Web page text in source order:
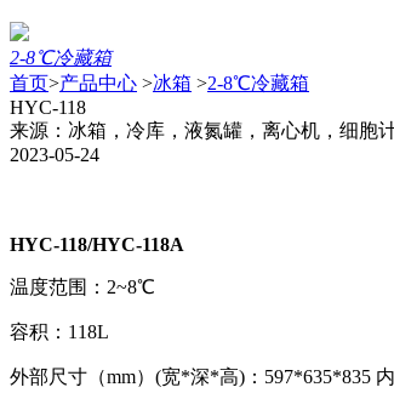
2-8℃冷藏箱
首页>产品中心 >冰箱 >2-8℃冷藏箱
HYC-118
来源：冰箱，冷库，液氮罐，离心机，细胞
2023-05-24
HYC-118/HYC-118A
温度范围： 2~8℃
容积： 118L
外部尺寸（mm）(宽*深*高)：597*635*835